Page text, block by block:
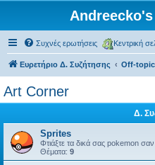
Συχνές ερωτήσεις Κεντρική
Ευρετήριο Δ. Συζήτησης Off-
Art Corner
Δ.
Sprites
Φτιάξτε τα δικά σας pokemon
Θέματα: 9